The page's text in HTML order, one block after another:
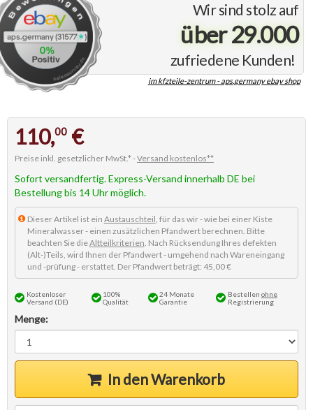
Wir sind stolz auf
über 29.000
zufriedene Kunden!
im kfzteile-zentrum - aps.germany ebay shop
110,00 €
Preise inkl. gesetzlicher MwSt.* -Versand kostenlos**
Sofort versandfertig. Express-Versand innerhalb DE bei
Bestellung bis 14 Uhr möglich.
Dieser Artikel ist ein Austauschteil, für das wir - wie bei einer Kiste
Mineralwasser - einen zusätzlichen Pfandwert berechnen. Bitte
beachten Sie dieAltteilkriterien. Nach Rücksendung Ihres defekten
(Alt-)Teils, wird Ihnen der Pfandwert - umgehend nach Wareneingang
und -prüfung - erstattet. Der Pfandwert beträgt: 45,00 €
Kostenloser
Versand (DE)
100%
Qualität
24 Monate
Garantie
Bestellen ohne
Registrierung
Menge:
In den Warenkorb